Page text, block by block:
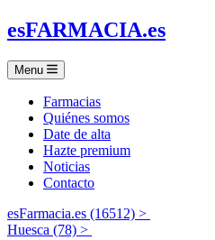
esFARMACIA.es
Menu
Farmacias
Quiénes somos
Date de alta
Hazte premium
Noticias
Contacto
esFarmacia.es (16512) >
Huesca (78) >